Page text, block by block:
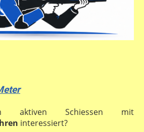
Schiessen mit
interessiert?